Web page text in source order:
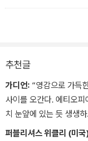
추천글
가디언: “영감으로 가득
사이를 오간다. 에티오
치 눈앞에 있는 듯 생생
방해하지 않으면서도 이
퍼블리셔스 위클리 (미